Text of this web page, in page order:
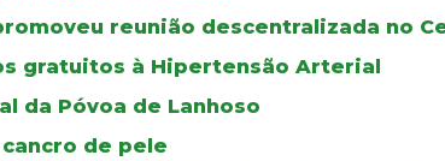
reunião descentralizada no
gratuitos à Hipertensão Arterial
da Póvoa de Lanhoso
de pele